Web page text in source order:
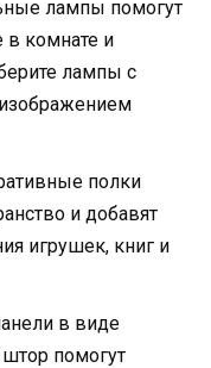
лампы помогут
в комнате и
лампы с
полки
и добавят
игрушек, книг и
в виде
помогут